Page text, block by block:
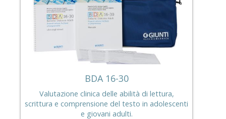
BDA 16-30
Valutazione clinica delle abilità di lettura,
scrittura e comprensione del testo in adolescenti
e giovani adulti.